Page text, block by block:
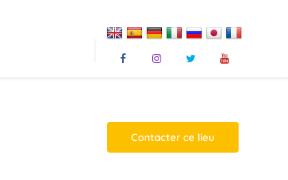
Contacter ce lieu